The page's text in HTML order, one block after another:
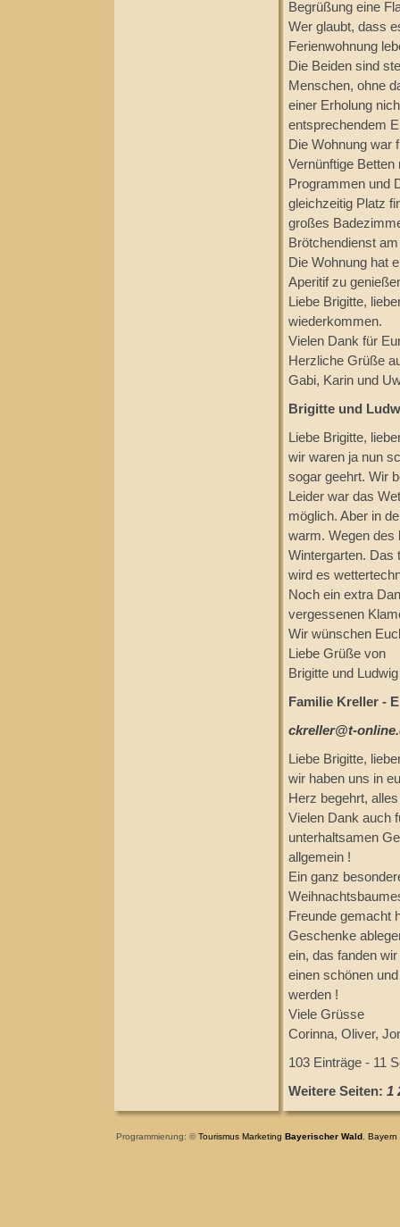
Begrüßung eine
Wer glaubt, dass
Ferienwohnung
Die Beiden sind
Menschen, ohne
einer Erholung
entsprechendem
Die Wohnung war
Vernünftige
Programmen und
gleichzeitig Platz
großes
Brötchendienst
Die Wohnung hat
Aperitif zu
Liebe Brigitte,
wiederkommen.
Vielen Dank für
Herzliche Grüße
Gabi, Karin und
Brigitte und
Liebe Brigitte,
wir waren ja nun
sogar geehrt. Wir
Leider war das
möglich. Aber in
warm. Wegen des
Wintergarten. Das
wird es
Noch ein extra
vergessenen
Wir wünschen
Liebe Grüße von
Brigitte und Ludwig
Familie Kreller -
ckreller@t-
Liebe Brigitte,
wir haben uns in
Herz begehrt,
Vielen Dank auch
unterhaltsamen
allgemein !
Ein ganz
Freunde gemacht
Geschenke
ein, das fanden
einen schönen
werden !
Viele Grüsse
Corinna, Oliver,
103 Einträge - 11
Weitere Seiten: 1
Programmierung: ©Tourismus Marketing Bayerischer Wald Bayern